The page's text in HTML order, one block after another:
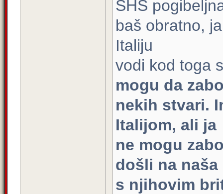
SHS
baš obratno,
Italiju
vodi kod toga
mogu da
nekih stvari.
Italijom, ali ja
ne mogu
došli na
s njihovim